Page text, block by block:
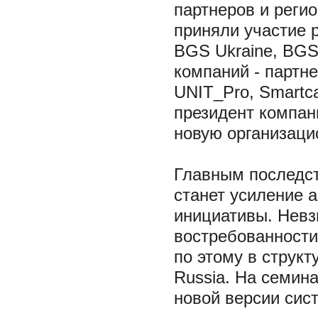
партнеров и
приняли участие
BGS Ukrainе,
компаний -
UNIT_Pro,
президент
новую
Главным
станет усиление
инициативы.
по этому в
Russia. На
новой версии